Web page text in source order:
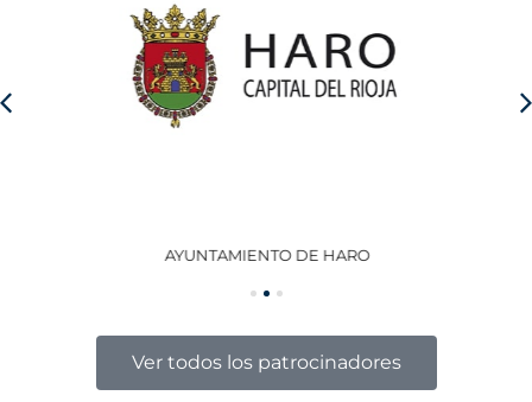
AYUNTAMIENTO DE HARO
Ver todos los patrocinadores